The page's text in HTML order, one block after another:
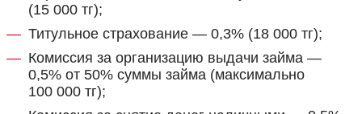
(15 000 тг);
Титульное страхование — 0,3% (18 000 тг);
Комиссия за организацию выдачи займа —
0,5% от 50% суммы займа (максимально
100 000 тг);